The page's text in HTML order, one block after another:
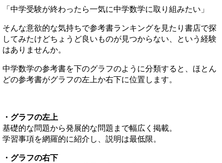
「中学受験が終わったら一気に中学数学に取り組みたい」
そんな意欲的な気持ちで参考書ランキングを見たり書店で探
してみたけどちょうど良いものが見つからない、という経験
はありませんか。
中学数学の参考書を下のグラフのように分類すると、ほとん
どの参考書がグラフの左上か右下に位置します。
・グラフの左上
基礎的な問題から発展的な問題まで幅広く掲載。
学習事項を網羅的に紹介し、説明は最低限。
・グラフの右下